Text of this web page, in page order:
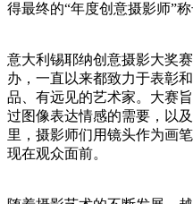
得最终的“年度创意摄影师”称
意大利锡耶纳创意摄影大奖
办，一直以来都致力于表彰
品、有远见的艺术家。大赛
过图像表达情感的需要，以
里，摄影师们用镜头作为画
现在观众面前。